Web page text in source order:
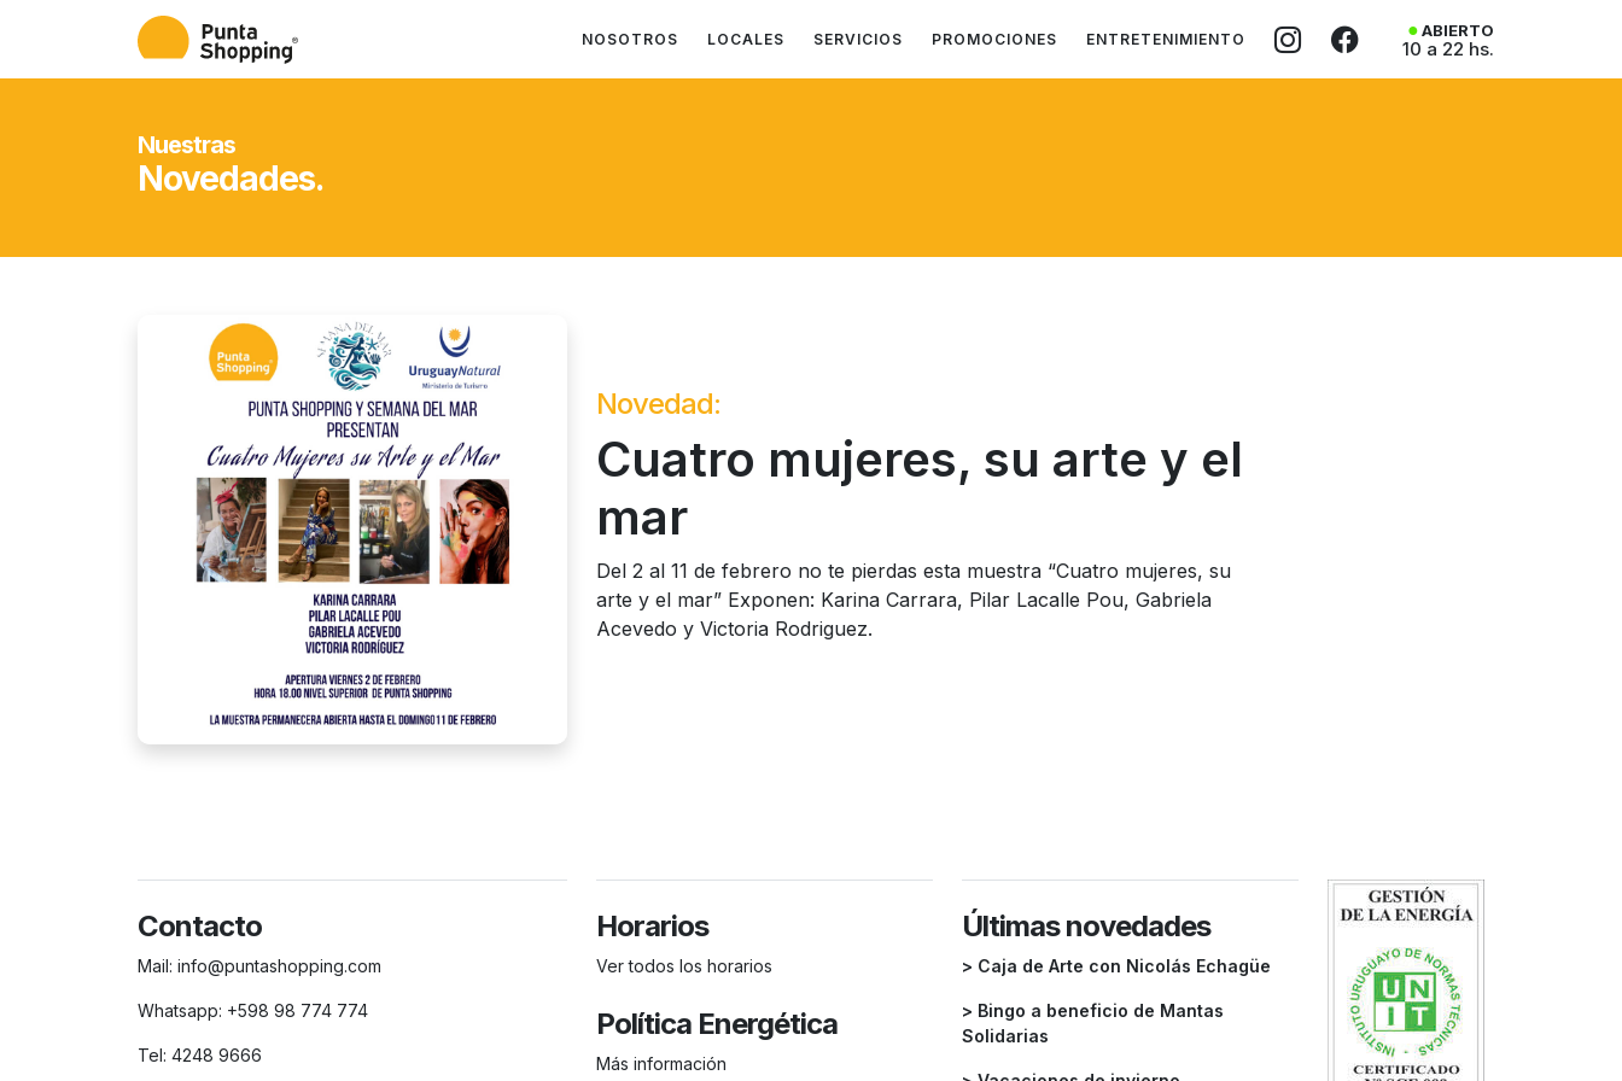
NOSOTROS LOCALES SERVICIOS PROMOCIONES ENTRETENIMIENTO ABIERTO
10 a 22 hs.
Nuestras
Novedades.
Novedad:
Cuatro mujeres, su arte y el
mar
Del 2 al 11 de febrero no te pierdas esta muestra “Cuatro mujeres, su
arte y el mar” Exponen: Karina Carrara, Pilar Lacalle Pou, Gabriela
Acevedo y Victoria Rodriguez.
Contacto
Mail: info@puntashopping.com
Whatsapp: +598 98 774 774
Tel: 4248 9666
Horarios
Ver todos los horarios
Política Energética
Más información
Últimas novedades
> Caja de Arte con Nicolás Echagüe
> Bingo a beneficio de Mantas
Solidarias